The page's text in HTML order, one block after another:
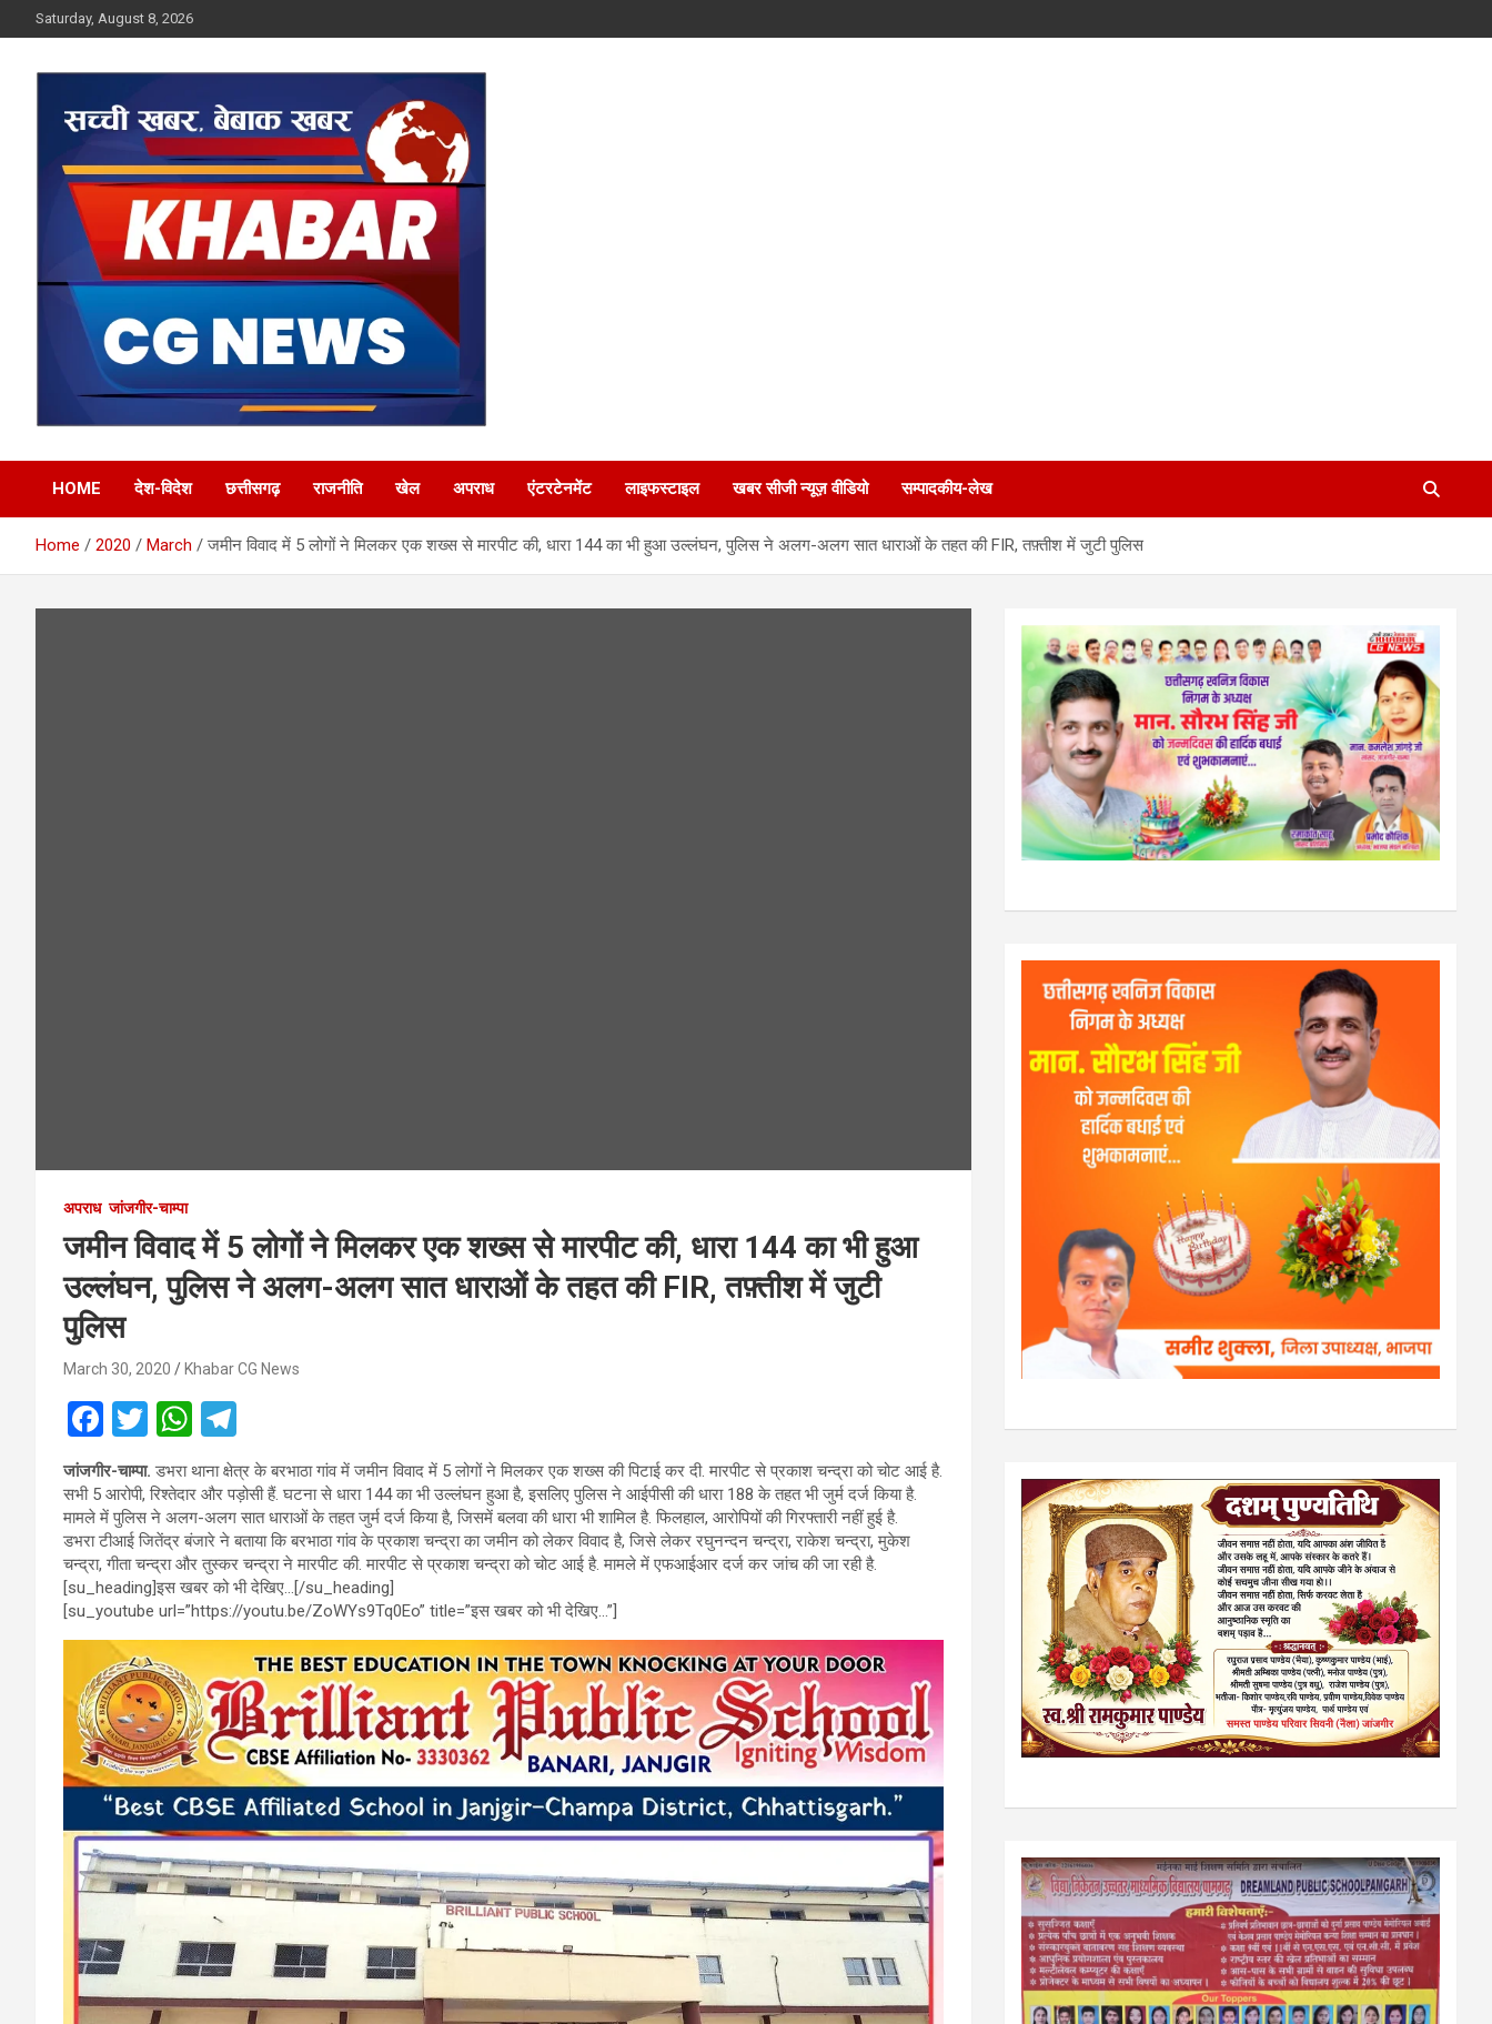
to
Saturday, August 8, 2026
Khabar CG News
HOME देश-विदेश छत्तीसगढ़ राजनीति खेल अपराध एंटरटेनमेंट लाइफस्टाइल खबर सीजी न्यूज़ वीडियो सम्पादकीय-लेख
Home 2020 March जमीन विवाद में 5 लोगों ने मिलकर एक शख्स से मारपीट की, धारा 144 का भी हुआ उल्लंघन, पुलिस ने अलग-अलग सात धाराओं के तहत की FIR, तफ़्तीश में जुटी पुलिस
अपराध जांजगीर-चाम्पा
जमीन विवाद में 5 लोगों ने मिलकर एक शख्स से मारपीट की, धारा 144 का भी हुआ
उल्लंघन, पुलिस ने अलग-अलग सात धाराओं के तहत की FIR, तफ़्तीश में जुटी
पुलिस
March 30, 2020 Khabar CG News
F
a
ce
b
o
o
k
T
wi
tt
er
W
h
at
s
A
p
p
el
e
gr
a
m
जांजगीर-चाम्पा. डभरा थाना क्षेत्र के बरभाठा गांव में जमीन विवाद में 5 लोगों ने मिलकर एक शख्स की पिटाई कर दी. मारपीट से प्रकाश चन्द्रा को चोट आई है.
सभी 5 आरोपी, रिश्तेदार और पड़ोसी हैं. घटना से धारा 144 का भी उल्लंघन हुआ है, इसलिए पुलिस ने आईपीसी की धारा 188 के तहत भी जुर्म दर्ज किया है.
मामले में पुलिस ने अलग-अलग सात धाराओं के तहत जुर्म दर्ज किया है, जिसमें बलवा की धारा भी शामिल है. फिलहाल, आरोपियों की गिरफ्तारी नहीं हुई है.
डभरा टीआई जितेंद्र बंजारे ने बताया कि बरभाठा गांव के प्रकाश चन्द्रा का जमीन को लेकर विवाद है, जिसे लेकर रघुनन्दन चन्द्रा, राकेश चन्द्रा, मुकेश
चन्द्रा, गीता चन्द्रा और तुस्कर चन्द्रा ने मारपीट की. मारपीट से प्रकाश चन्द्रा को चोट आई है. मामले में एफआईआर दर्ज कर जांच की जा रही है.
[su_heading]इस खबर को भी देखिए…[/su_heading]
[su_youtube url=”https://youtu.be/ZoWYs9Tq0Eo” title=”इस खबर को भी देखिए…”]